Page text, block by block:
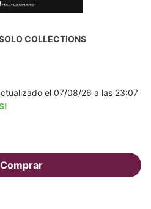
COLLECTIONS
el 07/08/26 a las 23:07
Comprar